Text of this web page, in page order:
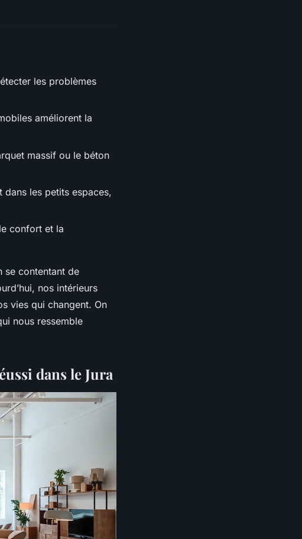
les problèmes
améliorent la
massif ou le béton
dans les petits espaces,
confort et la
se contentant de
nos intérieurs
vies qui changent. On
nous ressemble
dans le Jura